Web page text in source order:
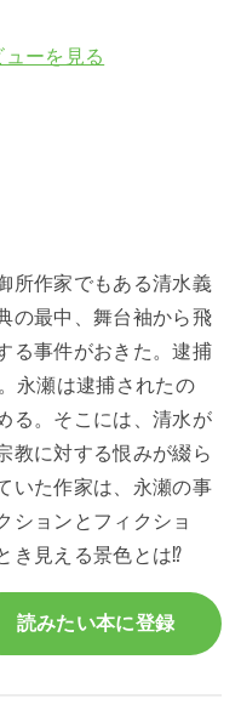
ーを見る
所作家でもある清水義
の最中、舞台袖から飛
る事件がおきた。逮捕
永瀬は逮捕されたの
る。そこには、清水が
教に対する恨みが綴ら
いた作家は、永瀬の事
ションとフィクショ
き見える景色とは⁉
読みたい本に登録